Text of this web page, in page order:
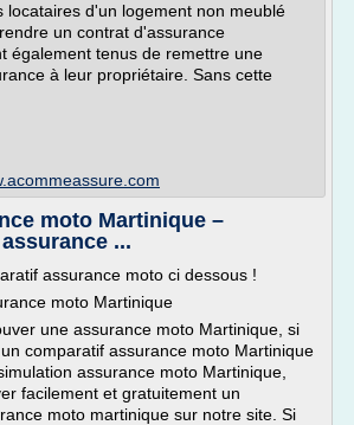
locataires d'un logement non meublé
un contrat d'assurance
également tenus de remettre une
à leur propriétaire. Sans cette
moto Martinique –
...
assurance moto ci dessous !
moto Martinique
une assurance moto Martinique, si
comparatif assurance moto Martinique
assurance moto Martinique,
facilement et gratuitement un
moto martinique sur notre site. Si